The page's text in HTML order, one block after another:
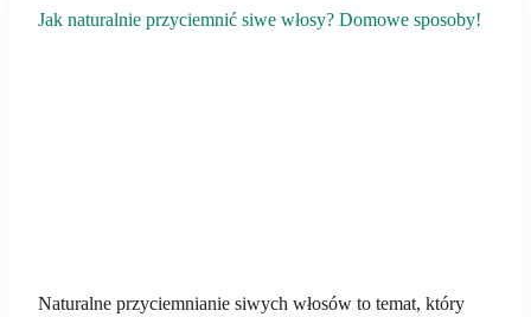
Jak naturalnie przyciemnić siwe włosy? Domowe sposoby!
Naturalne przyciemnianie siwych włosów to temat, który